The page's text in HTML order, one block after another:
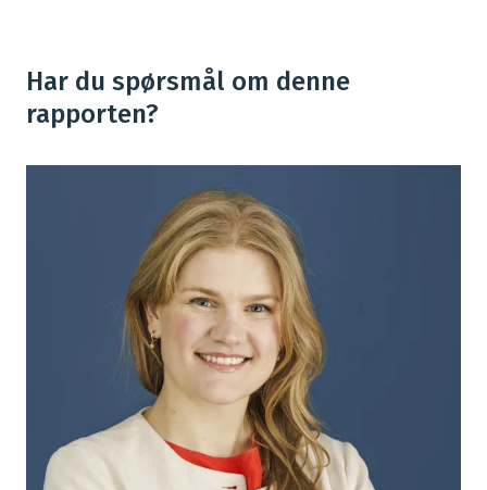
Har du spørsmål om denne
rapporten?